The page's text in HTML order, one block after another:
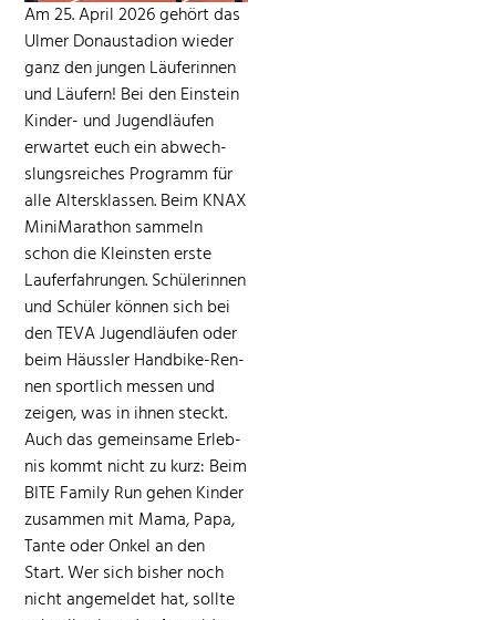
Am 25. April 2026 gehört das
Ulmer Donaus­ta­dion wieder
ganz den jun­gen Läuferin­nen
und Läufern! Bei den Ein­stein
Kinder- und Jugendläufen
erwartet euch ein abwech­
slungsre­ich­es Pro­gramm für
alle Alter­sklassen. Beim KNAX
Min­i­Marathon sam­meln
schon die Kle­in­sten erste
Laufer­fahrun­gen. Schü­lerin­nen
und Schüler kön­nen sich bei
den TEVA Jugendläufen oder
beim Häus­sler Hand­bike-Ren­
nen sportlich messen und
zeigen, was in ihnen steckt.
Auch das gemein­same Erleb­
nis kommt nicht zu kurz: Beim
BITE Fam­i­ly Run gehen Kinder
zusam­men mit Mama, Papa,
Tante oder Onkel an den
Start. Wer sich bish­er noch
nicht angemeldet hat, sollte